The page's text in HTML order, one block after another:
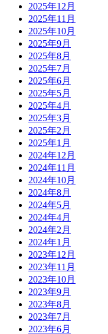
2025年12月
2025年11月
2025年10月
2025年9月
2025年8月
2025年7月
2025年6月
2025年5月
2025年4月
2025年3月
2025年2月
2025年1月
2024年12月
2024年11月
2024年10月
2024年8月
2024年5月
2024年4月
2024年2月
2024年1月
2023年12月
2023年11月
2023年10月
2023年9月
2023年8月
2023年7月
2023年6月